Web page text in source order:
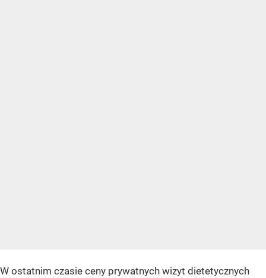
W ostatnim czasie ceny prywatnych wizyt dietetycznych